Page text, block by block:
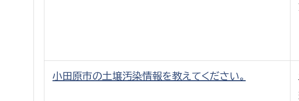
小田原市の土壌汚染情報を教えてください。